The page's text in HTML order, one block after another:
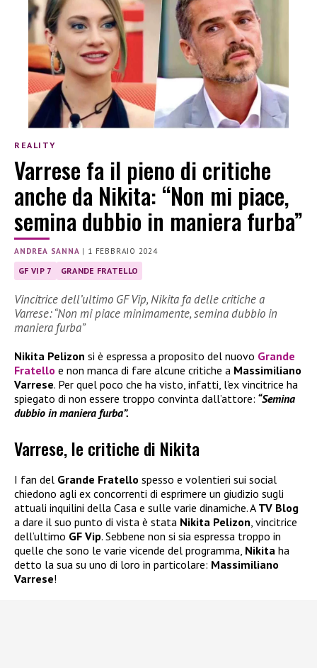
REALITY
Varrese fa il pieno di critiche
anche da Nikita: “Non mi piace,
semina dubbio in maniera furba”
ANDREA SANNA | 1 FEBBRAIO 2024
GF VIP 7 GRANDE FRATELLO
Vincitrice dell’ultimo GF Vip, Nikita fa delle critiche a
Varrese: “Non mi piace minimamente, semina dubbio in
maniera furba”
Nikita Pelizon si è espressa a proposito del nuovo Grande
Fratello e non manca di fare alcune critiche a Massimiliano
Varrese. Per quel poco che ha visto, infatti, l’ex vincitrice ha
spiegato di non essere troppo convinta dall’attore: “Semina
dubbio in maniera furba”.
Varrese, le critiche di Nikita
I fan del Grande Fratello spesso e volentieri sui social
chiedono agli ex concorrenti di esprimere un giudizio sugli
attuali inquilini della Casa e sulle varie dinamiche. A TV Blog
a dare il suo punto di vista è stata Nikita Pelizon , vincitrice
dell’ultimo GF Vip. Sebbene non si sia espressa troppo in
quelle che sono le varie vicende del programma, Nikita ha
detto la sua su uno di loro in particolare: Massimiliano
Varrese!